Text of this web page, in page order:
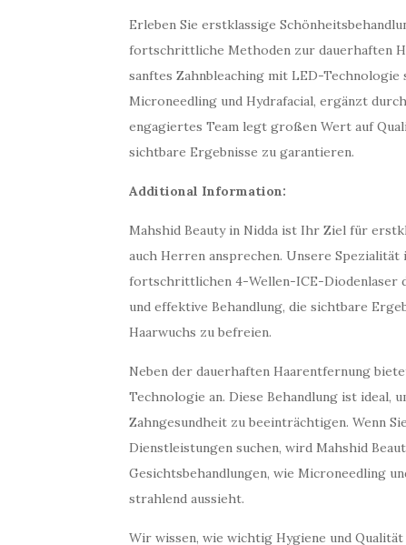
Erleben Sie erstklassige
fortschrittliche Methoden zur dauerhaften
sanftes Zahnbleaching mit LED-Technologie
Microneedling und Hydrafacial, ergänzt
engagiertes Team legt großen Wert auf
sichtbare Ergebnisse zu garantieren.
Additional Information:
Mahshid Beauty in Nidda ist Ihr Ziel für
auch Herren ansprechen. Unsere
fortschrittlichen 4-Wellen-ICE-Diodenlaser
und effektive Behandlung, die sichtbare
Haarwuchs zu befreien.
Neben der dauerhaften Haarentfernung
Technologie an. Diese Behandlung ist ideal,
Zahngesundheit zu beeinträchtigen. Wenn
Dienstleistungen suchen, wird Mahshid
Gesichtsbehandlungen, wie Microneedling
strahlend aussieht.
Wir wissen, wie wichtig Hygiene und